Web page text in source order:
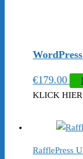
€179.00
KLICK HIER
RafflePress